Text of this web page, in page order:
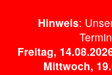
Hinweis:
Freitag,
Mittwoch,